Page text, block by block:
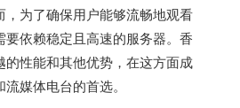
，为了确保用户能够流畅地观看
依赖稳定且高速的服务器。 香
的性能和其他优势，在这方面成
媒体电台的首选。